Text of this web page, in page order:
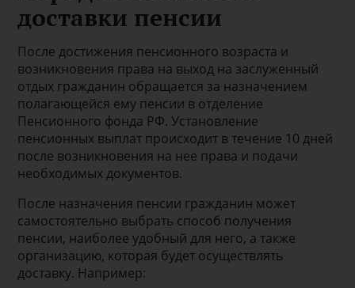
доставки пенсии
После достижения пенсионного возраста и
возникновения права на выход на заслуженный
отдых гражданин обращается за назначением
полагающейся ему пенсии в отделение
Пенсионного фонда РФ. Установление
пенсионных выплат происходит в течение 10 дней
после возникновения на нее права и подачи
необходимых документов.
После назначения пенсии гражданин может
самостоятельно выбрать способ получения
пенсии, наиболее удобный для него, а также
организацию, которая будет осуществлять
доставку. Например: